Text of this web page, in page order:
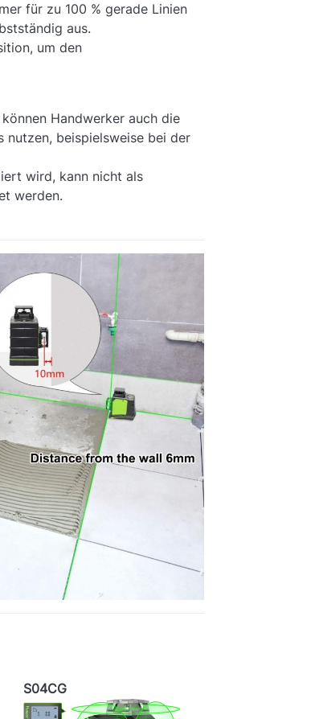
für zu 100 % gerade Linien
aus.
um den
Handwerker auch die
nutzen, beispielsweise bei der
wird, kann nicht als
werden.
S04CG